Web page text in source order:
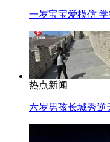
一岁宝宝爱模仿
热点新闻
六岁男孩长城秀逆